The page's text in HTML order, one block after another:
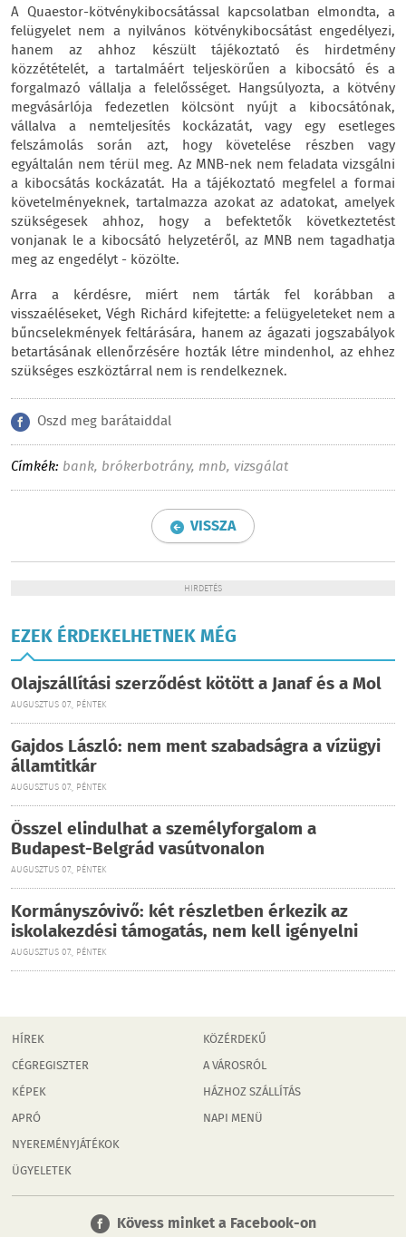
A Quaestor-kötvénykibocsátással kapcsolatban elmondta, a
felügyelet nem a nyilvános kötvénykibocsátást engedélyezi,
hanem az ahhoz készült tájékoztató és hirdetmény
közzétételét, a tartalmáért teljeskörűen a kibocsátó és a
forgalmazó vállalja a felelősséget. Hangsúlyozta, a kötvény
megvásárlója fedezetlen kölcsönt nyújt a kibocsátónak,
vállalva a nemteljesítés kockázatát, vagy egy esetleges
felszámolás során azt, hogy követelése részben vagy
egyáltalán nem térül meg. Az MNB-nek nem feladata vizsgálni
a kibocsátás kockázatát. Ha a tájékoztató megfelel a formai
követelményeknek, tartalmazza azokat az adatokat, amelyek
szükségesek ahhoz, hogy a befektetők következtetést
vonjanak le a kibocsátó helyzetéről, az MNB nem tagadhatja
meg az engedélyt - közölte.
Arra a kérdésre, miért nem tárták fel korábban a
visszaéléseket, Végh Richárd kifejtette: a felügyeleteket nem a
bűncselekmények feltárására, hanem az ágazati jogszabályok
betartásának ellenőrzésére hozták létre mindenhol, az ehhez
szükséges eszköztárral nem is rendelkeznek.
Oszd meg barátaiddal
Címkék: bank, brókerbotrány, mnb, vizsgálat
VISSZA
HIRDETÉS
EZEK ÉRDEKELHETNEK MÉG
Olajszállítási szerződést kötött a Janaf és a Mol
AUGUSZTUS 07., PÉNTEK
Gajdos László: nem ment szabadságra a vízügyi
államtitkár
AUGUSZTUS 07., PÉNTEK
Ősszel elindulhat a személyforgalom a
Budapest-Belgrád vasútvonalon
AUGUSZTUS 07., PÉNTEK
Kormányszóvivő: két részletben érkezik az
iskolakezdési támogatás, nem kell igényelni
AUGUSZTUS 07., PÉNTEK
HÍREK
CÉGREGISZTER
KÉPEK
APRÓ
NYEREMÉNYJÁTÉKOK
ÜGYELETEK
KÖZÉRDEKŰ
A VÁROSRÓL
HÁZHOZ SZÁLLÍTÁS
NAPI MENÜ
Kövess minket a Facebook-on